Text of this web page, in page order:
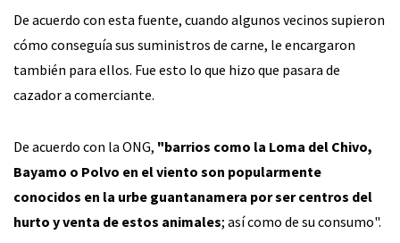
De acuerdo con esta fuente, cuando algunos vecinos supieron
cómo conseguía sus suministros de carne, le encargaron
también para ellos. Fue esto lo que hizo que pasara de
cazador a comerciante.
De acuerdo con la ONG, "barrios como la Loma del Chivo,
Bayamo o Polvo en el viento son popularmente
conocidos en la urbe guantanamera por ser centros del
hurto y venta de estos animales; así como de su consumo".